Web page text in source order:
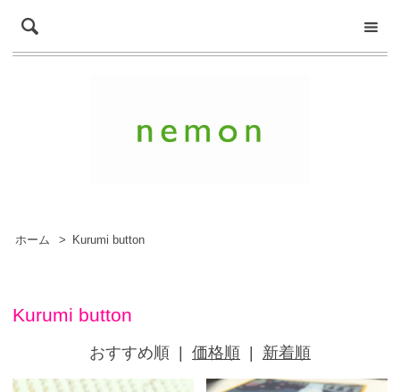
ホーム > Kurumi button
Kurumi button
おすすめ順 | 価格順 | 新着順